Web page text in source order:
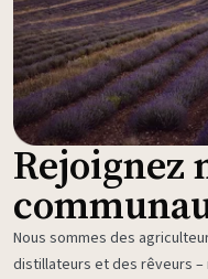
Rejoignez
Nous sommes des
distillateurs et des rêveurs –